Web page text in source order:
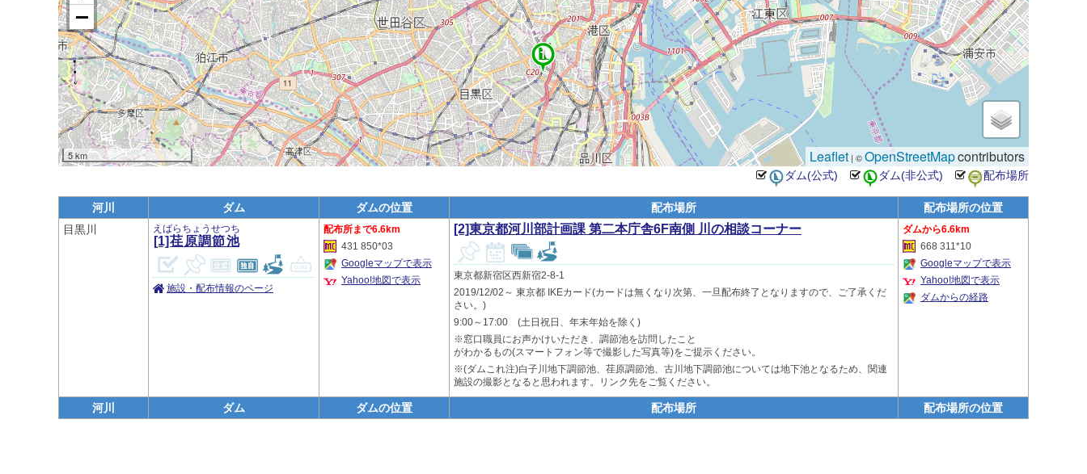
1
5 km Leaflet | ©OpenStreetMapcontributors
河川 ダム ダムの位置 配布場所
配布場所の位置
目黒川
[1]荏原調節池
えばらちょうせつち
施設・配布情報のページ
6.6km
431 850*03
Googleマップで表示
Yahoo!地図で表示
[2]東京都河川部計画課 第二本庁舎6F南側 川の相談コーナー
東京都新宿区西新宿2-8-1
2019/12/02～ 東京都 IKEカード(カードは無くなり次第、一旦配布終了となりますので、ご了承くだ
さい。)
9:00～17:00 (土日祝日、年末年始を除く)
※窓口職員にお声かけいただき、調節池を訪問したこと
がわかるもの(スマートフォン等で撮影した写真等)をご提示ください。
※(ダムこれ注)白子川地下調節池、荏原調節池、古川地下調節池については地下池となるため、関連
施設の撮影となると思われます。リンク先をご覧ください。
6.6km
668 311*10
Googleマップで表示
Yahoo!地図で表示
ダムからの経路
河川 ダム ダムの位置 配布場所 配布場所の位置